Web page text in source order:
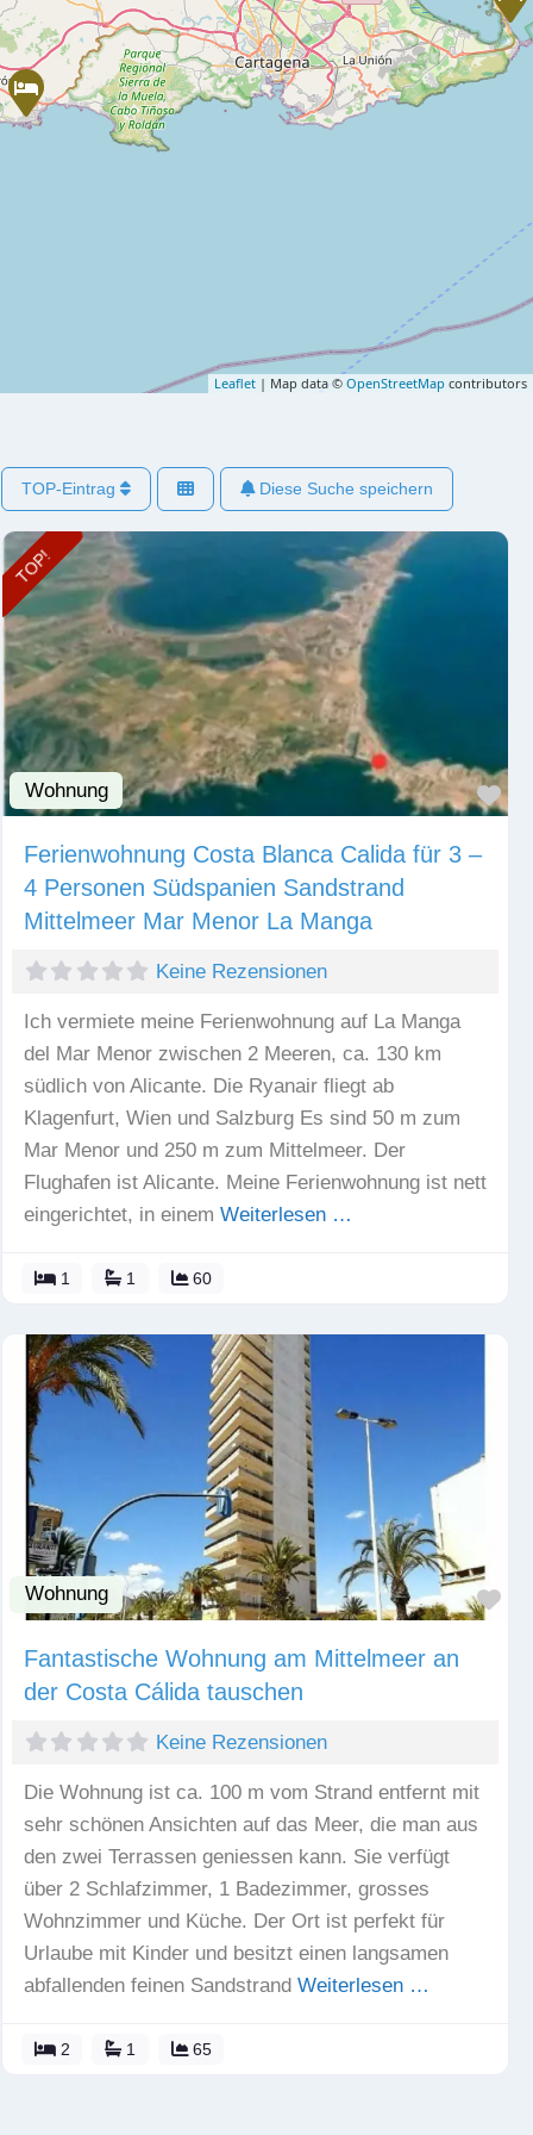
Leaflet | Map data © OpenStreetMap contributors
TOP-Eintrag Diese Suche speichern
TOP!
Wohnung
Ferienwohnung Costa Blanca Calida für 3 –
4 Personen Südspanien Sandstrand
Mittelmeer Mar Menor La Manga
Keine Rezensionen
Ich vermiete meine Ferienwohnung auf La Manga
del Mar Menor zwischen 2 Meeren, ca. 130 km
südlich von Alicante. Die Ryanair fliegt ab
Klagenfurt, Wien und Salzburg Es sind 50 m zum
Mar Menor und 250 m zum Mittelmeer. Der
Flughafen ist Alicante. Meine Ferienwohnung ist nett
eingerichtet, in einem Weiterlesen …
1 1 60
Wohnung
Fantastische Wohnung am Mittelmeer an
der Costa Cálida tauschen
Keine Rezensionen
Die Wohnung ist ca. 100 m vom Strand entfernt mit
sehr schönen Ansichten auf das Meer, die man aus
den zwei Terrassen geniessen kann. Sie verfügt
über 2 Schlafzimmer, 1 Badezimmer, grosses
Wohnzimmer und Küche. Der Ort ist perfekt für
Urlaube mit Kinder und besitzt einen langsamen
abfallenden feinen Sandstrand Weiterlesen …
2 1 65